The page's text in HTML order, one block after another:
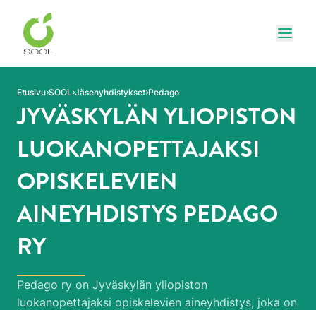
Siirry sivun sisältöön
Etusivu SOOL Jäsenyhdistykset Pedago
JYVÄSKYLÄN YLIOPISTON
LUOKANOPETTAJAKSI
OPISKELEVIEN
AINEYHDISTYS PEDAGO
RY
Pedago ry on Jyväskylän yliopiston
luokanopettajaksi opiskelevien aineyhdistys, joka on